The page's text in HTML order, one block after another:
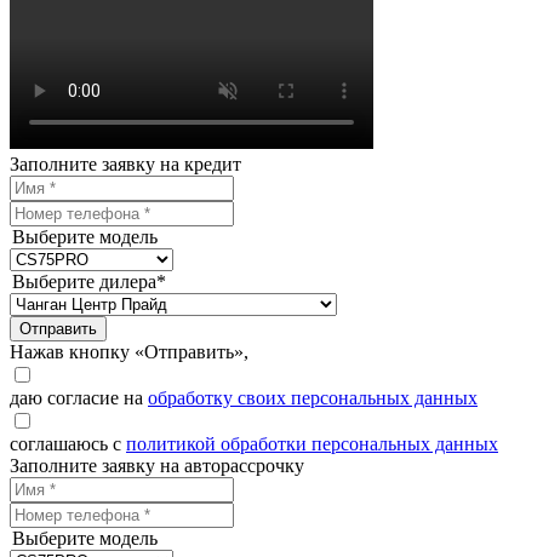
Заполните заявку на кредит
Выберите модель
Выберите дилера*
Отправить
Нажав кнопку «Отправить»,
даю согласие на обработку своих персональных данных
соглашаюсь с политикой обработки персональных данных
Заполните заявку на авторассрочку
Выберите модель